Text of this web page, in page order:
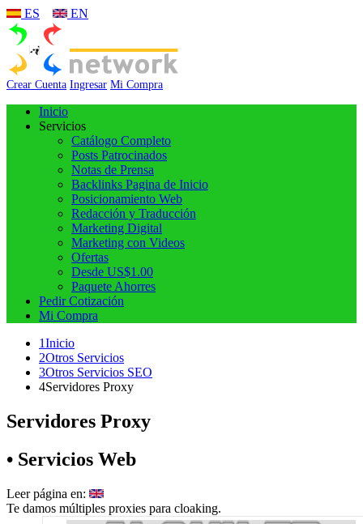
ES EN
Crear Cuenta Ingresar Mi Compra
Inicio
Servicios
Catálogo Completo
Posts Patrocinados
Notas de Prensa
Backlinks Pagina de Inicio
Posicionamiento Web
Redacción y Traducción
Marketing Digital
Marketing con Videos
Ofertas
Desde US$1.00
Paquete Ahorres
Pedir Cotización
Mi Compra
1Inicio
2Otros Servicios
3Otros Servicios SEO
4Servidores Proxy
Servidores Proxy
• Servicios Web
Leer página en:
Te damos múltiples proxies para cloaking.